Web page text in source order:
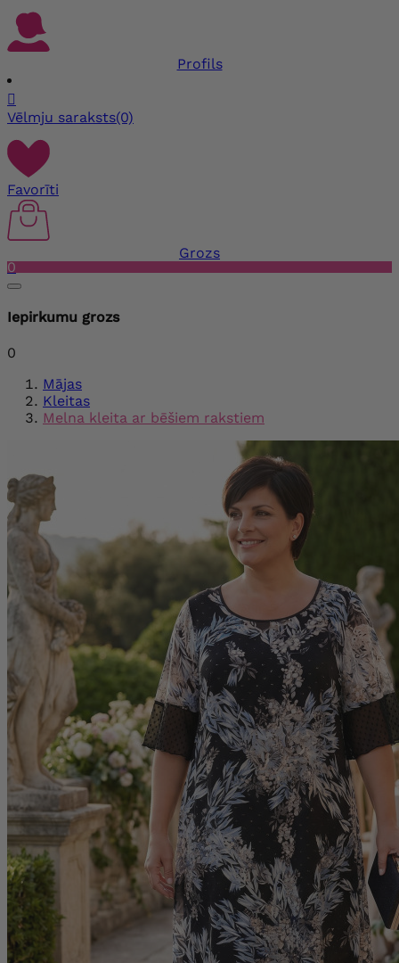
Profils

Vēlmju saraksts(0)
Favorīti
Grozs
0
Iepirkumu grozs
0
Mājas
Kleitas
Melna kleita ar bēšiem rakstiem